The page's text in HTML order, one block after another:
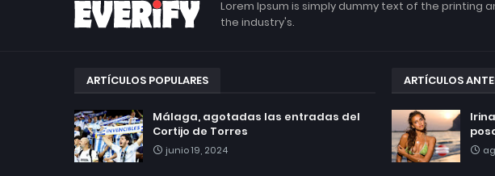
Lorem Ipsum is simply dummy text of the printing
the industry's.
ARTÍCULOS POPULARES
Málaga, agotadas las entradas del
Cortijo de Torres
junio 19, 2024
ARTÍCULOS